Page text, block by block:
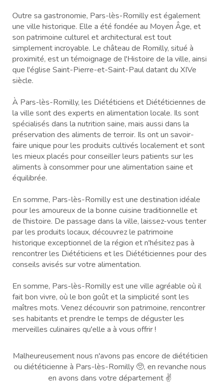
Outre sa gastronomie, Pars-lès-Romilly est également
une ville historique. Elle a été fondée au Moyen Âge, et
son patrimoine culturel et architectural est tout
simplement incroyable. Le château de Romilly, situé à
proximité, est un témoignage de l'Histoire de la ville, ainsi
que l'église Saint-Pierre-et-Saint-Paul datant du XIVe
siècle.
À Pars-lès-Romilly, les Diététiciens et Diététiciennes de
la ville sont des experts en alimentation locale. Ils sont
spécialisés dans la nutrition saine, mais aussi dans la
préservation des aliments de terroir. Ils ont un savoir-
faire unique pour les produits cultivés localement et sont
les mieux placés pour conseiller leurs patients sur les
aliments à consommer pour une alimentation saine et
équilibrée.
En somme, Pars-lès-Romilly est une destination idéale
pour les amoureux de la bonne cuisine traditionnelle et
de l'histoire. De passage dans la ville, laissez-vous tenter
par les produits locaux, découvrez le patrimoine
historique exceptionnel de la région et n'hésitez pas à
rencontrer les Diététiciens et les Diététiciennes pour des
conseils avisés sur votre alimentation.
En somme, Pars-lès-Romilly est une ville agréable où il
fait bon vivre, où le bon goût et la simplicité sont les
maîtres mots. Venez découvrir son patrimoine, rencontrer
ses habitants et prendre le temps de déguster les
merveilles culinaires qu'elle a à vous offrir !
Malheureusement nous n'avons pas encore de diététicien
ou diététicienne à Pars-lès-Romilly 🥺, en revanche nous
en avons dans votre département ✌️